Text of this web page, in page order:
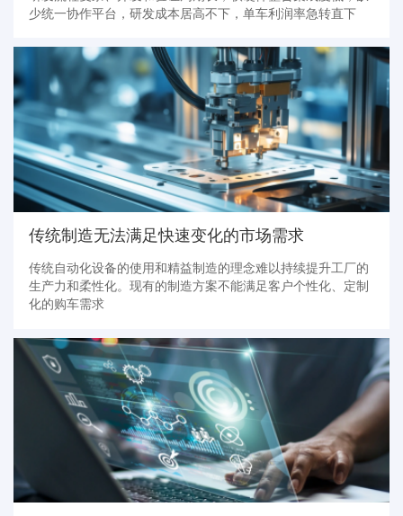
少统一协作平台，研发成本居高不下，单车利润率急转直下
传统制造无法满足快速变化的市场需求
传统自动化设备的使用和精益制造的理念难以持续提升工厂的
生产力和柔性化。现有的制造方案不能满足客户个性化、定制
化的购车需求